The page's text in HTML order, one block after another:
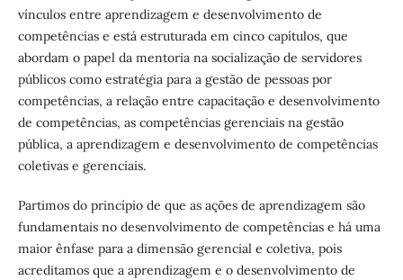
vínculos entre aprendizagem e desenvolvimento de
competências e está estruturada em cinco capítulos, que
abordam o papel da mentoria na socialização de servidores
públicos como estratégia para a gestão de pessoas por
competências, a relação entre capacitação e desenvolvimento
de competências, as competências gerenciais na gestão
pública, a aprendizagem e desenvolvimento de competências
coletivas e gerenciais.
Partimos do princípio de que as ações de aprendizagem são
fundamentais no desenvolvimento de competências e há uma
maior ênfase para a dimensão gerencial e coletiva, pois
acreditamos que a aprendizagem e o desenvolvimento de